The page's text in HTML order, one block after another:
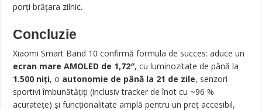
porți brățara zilnic.
Concluzie
Xiaomi Smart Band 10 confirmă formula de succes: aduce un
ecran mare AMOLED de 1,72″, cu luminozitate de până la
1.500 niți, o autonomie de până la 21 de zile, senzori
sportivi îmbunătățiți (inclusiv tracker de înot cu ~96 %
acuratețe) și funcționalitate amplă pentru un preț accesibil,